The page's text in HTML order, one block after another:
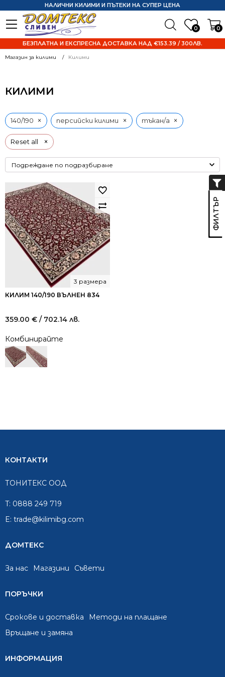
0 0
НАЛИЧНИ КИЛИМИ И ПЪТЕКИ НА СУПЕР ЦЕНА
БЕЗПЛАТНА И ЕКСПРЕСНА ДОСТАВКА НАД €153.39 / 300ЛВ.
Магазин за килими Килими
КИЛИМИ
Reset all ×
140/190 × персийски килими × тъкан/а ×
КИЛИМ 140/190 ВЪЛНЕН 834
3 размера
359.00 € / 702.14 лв.
Комбинирайте
КОНТАКТИ
ТОНИТЕКС ООД
T: 0888 249 719
E: trade@kilimibg.com
ДОМТЕКС
За нас Mагазини Съвети
ПОРЪЧКИ
Срокове и доставка
Методи на плащане
Връщане и замяна
ИНФОРМАЦИЯ